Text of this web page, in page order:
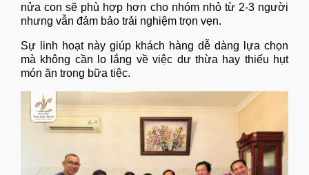
nửa con sẽ phù hợp hơn cho nhóm nhỏ từ 2-3 người
nhưng vẫn đảm bảo trải nghiệm trọn vẹn.
Sự linh hoạt này giúp khách hàng dễ dàng lựa chọn
mà không cần lo lắng về việc dư thừa hay thiếu hụt
món ăn trong bữa tiệc.